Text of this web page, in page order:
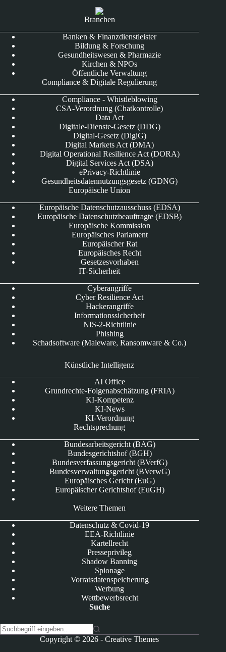
Branchen
Banken & Finanzdienstleister
Bildung & Forschung
Gesundheitswesen & Pharmazie
Kirchen & NPOs
Öffentliche Verwaltung
Compliance & Digitale Regulierung
Compliance - Whistleblowing
CSA-Verordnung (Chatkontrolle)
Data Act
Digitale-Dienste-Gesetz (DDG)
Digital-Gesetz (DigiG)
Digital Markets Act (DMA)
Digital Operational Resilience Act (DORA)
Digital Services Act (DSA)
ePrivacy-Richtlinie
Gesundheitsdatennutzungsgesetz (GDNG)
Europäische Union
Europäische Datenschutzausschuss (EDSA)
Europäische Datenschutzbeauftragte (EDSB)
Europäische Kommission
Europäisches Parlament
Europäischer Rat
Europäisches Recht
Gesetzesvorhaben
IT-Sicherheit
Cyberangriffe
Cyber Resilience Act
Hackerangriffe
Informationssicherheit
NIS-2-Richtlinie
Phishing
Schadsoftware (Maleware, Ransomware & Co.)
Künstliche Intelligenz
AI Office
Grundrechte-Folgenabschätzung (FRIA)
KI-Kompetenz
KI-News
KI-Verordnung
Rechtsprechung
Bundesarbeitsgericht (BAG)
Bundesgerichtshof (BGH)
Bundesverfassungsgericht (BVerfG)
Bundesverwaltungsgericht (BVerwG)
Europäisches Gericht (EuG)
Europäischer Gerichtshof (EuGH)
Weitere Themen
Datenschutz & Covid-19
EEA-Richtlinie
Kartellrecht
Presseprivileg
Shadow Banning
Spionage
Vorratsdatenspeicherung
Werbung
Wettbewerbsrecht
Suche
Copyright © 2026 -Creative Themes